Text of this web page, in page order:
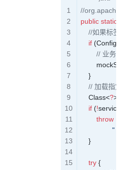
//
public static
//如果标签
    if
(
// 业
    }
// 加载指定
    Class
<?>
    if
(!
        throw
"
    }
    try
{